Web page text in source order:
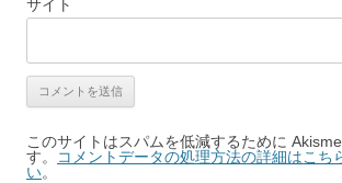
サイト
このサイトはスパムを低減するために
す。
コメントデータの処理方法の詳細はこち
い。